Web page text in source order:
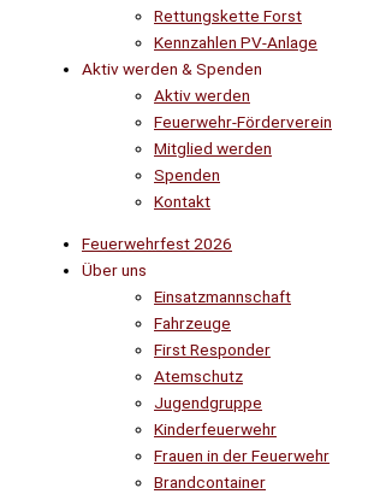
Rettungskette Forst
Kennzahlen PV-Anlage
Aktiv werden & Spenden
Aktiv werden
Feuerwehr-Förderverein
Mitglied werden
Spenden
Kontakt
Feuerwehrfest 2026
Über uns
Einsatzmannschaft
Fahrzeuge
First Responder
Atemschutz
Jugendgruppe
Kinderfeuerwehr
Frauen in der Feuerwehr
Brandcontainer